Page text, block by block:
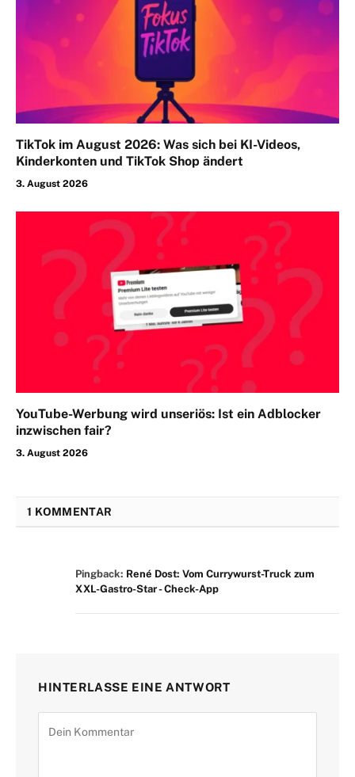
TikTok im August 2026: Was sich bei KI-Videos,
Kinderkonten und TikTok Shop ändert
3. August 2026
YouTube-Werbung wird unseriös: Ist ein Adblocker
inzwischen fair?
3. August 2026
1 KOMMENTAR
Pingback: René Dost: Vom Currywurst-Truck zum
XXL-Gastro-Star - Check-App
HINTERLASSE EINE ANTWORT